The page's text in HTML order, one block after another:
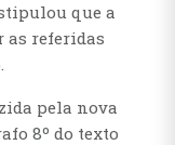
que a
as referidas
pela nova
8º do texto